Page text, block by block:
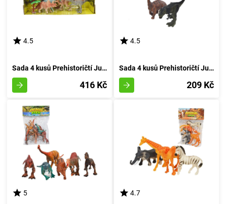
4.5
Sada 4 kusů Prehistoričtí Jurská Bestie
416 Kč
4.5
Sada 4 kusů Prehistoričtí Jurská Doba
209 Kč
5 4.7